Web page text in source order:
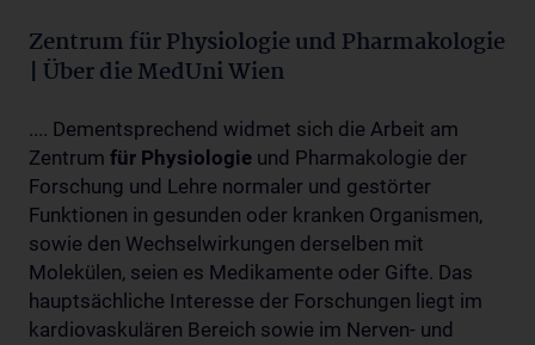
Zentrum für Physiologie und Pharmakologie
| Über die MedUni Wien
.... Dementsprechend widmet sich die Arbeit am
Zentrum für Physiologie und Pharmakologie der
Forschung und Lehre normaler und gestörter
Funktionen in gesunden oder kranken Organismen,
sowie den Wechselwirkungen derselben mit
Molekülen, seien es Medikamente oder Gifte. Das
hauptsächliche Interesse der Forschungen liegt im
kardiovaskulären Bereich sowie im Nerven- und